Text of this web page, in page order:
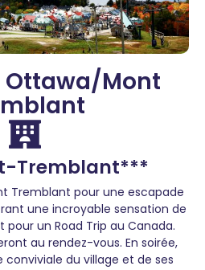
Ottawa/Mont
Tremblant***
Tremblant pour une escapade
une incroyable sensation de
pour un Road Trip au Canada.
au rendez-vous. En soirée,
conviviale du village et de ses